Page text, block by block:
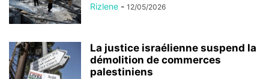
Rizlene - 12/05/2026
La justice israélienne suspend la
démolition de commerces
palestiniens